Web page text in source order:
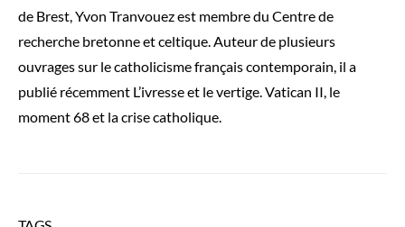
de Brest, Yvon Tranvouez est membre du Centre de
recherche bretonne et celtique. Auteur de plusieurs
ouvrages sur le catholicisme français contemporain, il a
publié récemment L’ivresse et le vertige. Vatican II, le
moment 68 et la crise catholique.